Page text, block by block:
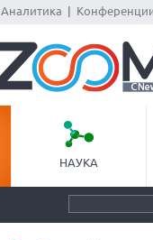
Аналитика
НАУКА